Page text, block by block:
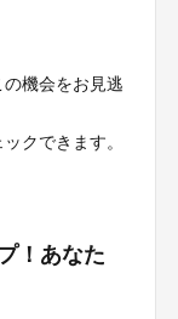
機会をお見逃
クできます。
！あなた